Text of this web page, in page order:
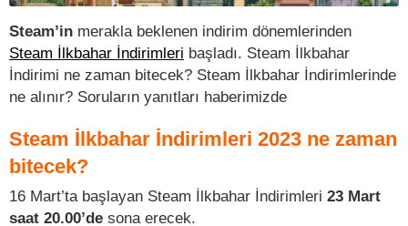
Steam’in merakla beklenen indirim dönemlerinden
Steam İlkbahar İndirimleri başladı. Steam İlkbahar
İndirimi ne zaman bitecek? Steam İlkbahar İndirimlerinde
ne alınır? Soruların yanıtları haberimizde
Steam İlkbahar İndirimleri 2023 ne zaman
bitecek?
16 Mart’ta başlayan Steam İlkbahar İndirimleri 23 Mart
saat 20.00’de sona erecek.